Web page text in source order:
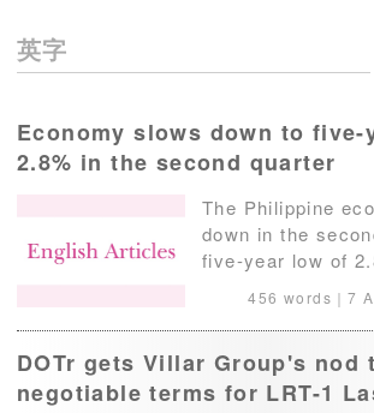
英字
Economy slows down to five-
2.8% in the second quarter
The Philippine
down in the
five-year low of
456 words｜7
DOTr gets Villar Group's nod
negotiable terms for LRT-1